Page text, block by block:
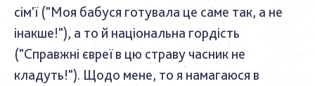
сім'ї ("Моя бабуся готувала це саме так, а не
інакше!"), а то й національна гордість
("Справжні євреї в цю страву часник не
кладуть!"). Щодо мене, то я намагаюся в